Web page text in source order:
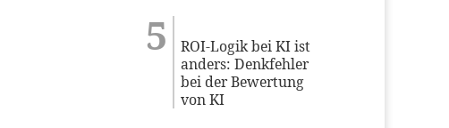
ROI-Logik bei KI ist
anders: Denkfehler
bei der Bewertung
von KI